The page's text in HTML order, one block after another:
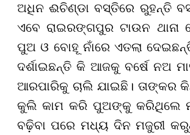
ଅଧିନ ଈଚିଣ୍ଡା ବସ୍ତିରେ ରୁହନ୍ତି
ଏବେ ରାଇରଙ୍ଗପୁର ଟାଉନ ଥାନା
ପୁଅ ଓ ବୋହୂ ନାଁରେ ଏତଲା
ଦର୍ଶାଇଛନ୍ତି କି ଆଜକୁ ବର୍ଷେ ନଅ
ଆରପାରିକୁ ଚାଲି ଯାଇଛି। ତାଙ୍କର
କୁଲି କାମ କରି ପୁଅଙ୍କୁ କରିଥିଲେ
ବଢ଼ିବା ପରେ ମଧ୍ୟ ଦିନ ମଜୁରୀ